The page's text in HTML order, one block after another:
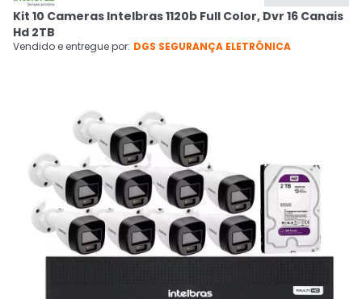
Cupons
CADASTRE-SE
Kit 10 Cameras Intelbras 1120b Full Color, Dvr 16 Canais
Hd 2TB
Vendido e entregue por: DGS SEGURANÇA ELETRÔNICA